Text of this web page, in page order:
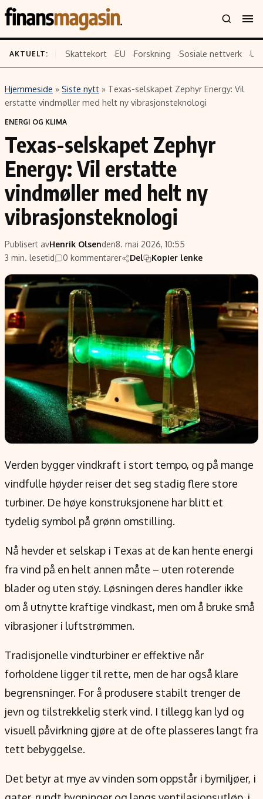
Innhold
Siste nytt
Eiendom
Energi og klima
Finans
Fritid
Hav og sjømat
Verden
Emner
Økonomi
Politikk
Selskaper
Teknologi
Forbrukerrettigheter
Aksjer
Forskning
Google
Kunstig intelligens
Infrastruktur
EU-Kommisjonen
Grønt skifte
Retningslinjer
Personvernerklæring
Annonsepolicy
Brukervilkår
Cookiepolicy
Retningslinjer for rettelser
Redaksjonell policy
Informasjon
Kontakt oss
Forfattere og redaksjon
Etiske retningslinjer
Verdensnyheter
Alt om penger på engelsk
AKTUELT: Skattekort EU Forskning Sosiale nettverk
Hjemmeside » Siste nytt » Texas-selskapet Zephyr Energy: Vil
erstatte vindmøller med helt ny vibrasjonsteknologi
ENERGI OG KLIMA
Texas-selskapet Zephyr
Energy: Vil erstatte
vindmøller med helt ny
vibrasjonsteknologi
Publisert avHenrik Olsenden8. mai 2026, 10:55
3 min. lesetid
0 kommentarer Del Kopier lenke
Verden bygger vindkraft i stort tempo, og på mange
vindfulle høyder reiser det seg stadig flere store
turbiner. De høye konstruksjonene har blitt et
tydelig symbol på grønn omstilling.
Nå hevder et selskap i Texas at de kan hente energi
fra vind på en helt annen måte – uten roterende
blader og uten støy. Løsningen deres handler ikke
om å utnytte kraftige vindkast, men om å bruke små
vibrasjoner i luftstrømmen.
Tradisjonelle vindturbiner er effektive når
forholdene ligger til rette, men de har også klare
begrensninger. For å produsere stabilt trenger de
jevn og tilstrekkelig sterk vind. I tillegg kan lyd og
visuell påvirkning gjøre at de ofte plasseres langt fra
tett bebyggelse.
Det betyr at mye av vinden som oppstår i bymiljøer, i